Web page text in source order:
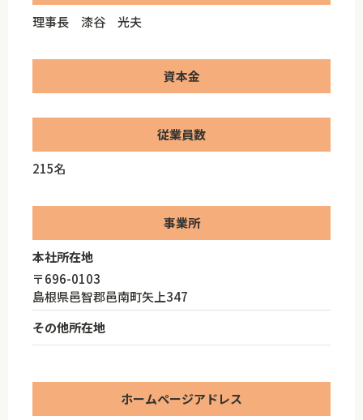
理事長 漆谷 光夫
資本金
従業員数
215名
事業所
本社所在地
〒696-0103
島根県邑智郡邑南町矢上347
その他所在地
ホームページアドレス